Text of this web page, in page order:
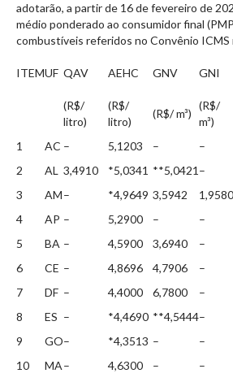
adotarão, a partir de 16 de fevereiro de
médio ponderado ao consumidor final
combustíveis referidos no Convênio ICMS
ITEMUF QAV AEHC GNV GNI
(R$/
litro)
(R$/
litro)
(R$/ m³)
(R$/
m³)
1 AC – 5,1203 – –
2
AL 3,4910 *5,0341 **5,0421 –
3
AM– *4,9649 3,5942 1,9580
4
AP – 5,2900 – –
5
BA – 4,5900 3,6940 –
6
CE – 4,8696 4,7906 –
7
DF – 4,4000 6,7800 –
8
ES – *4,4690 **4,5444–
9
GO– *4,3513 – –
10
MA– 4,6300 – –